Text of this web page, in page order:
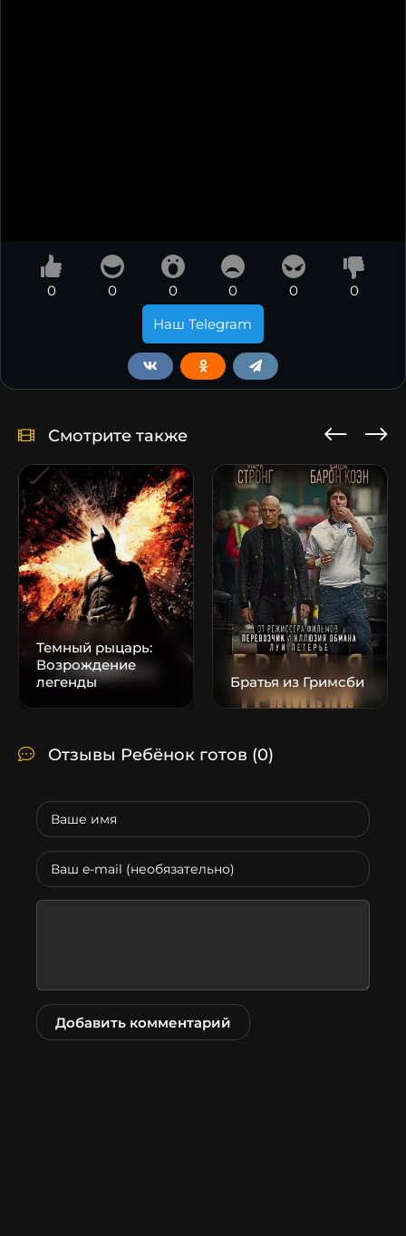
0 0 0 0 0
0
Наш Telegram
Смотрите также
Темный рыцарь:
Возрождение
легенды
Братья из Гримсби
Отзывы Ребёнок готов (0)
Добавить комментарий